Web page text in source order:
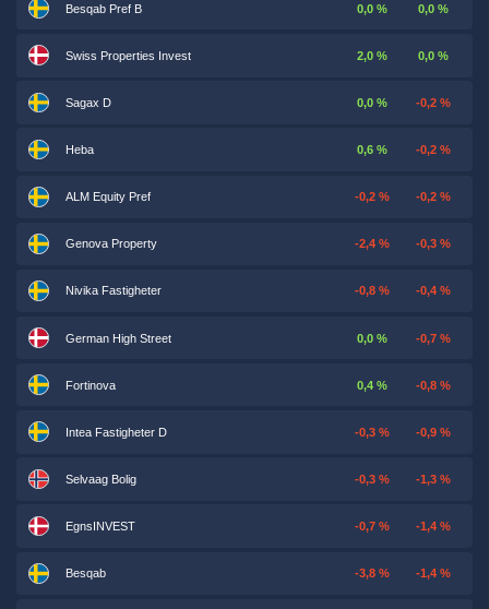
Besqab Pref B 0,0 % 0,0 %
Swiss Properties Invest 2,0 % 0,0 %
Sagax D 0,0 % -0,2 %
Heba 0,6 % -0,2 %
ALM Equity Pref -0,2 % -0,2 %
Genova Property -2,4 % -0,3 %
Nivika Fastigheter -0,8 % -0,4 %
German High Street 0,0 % -0,7 %
Fortinova 0,4 % -0,8 %
Intea Fastigheter D -0,3 % -0,9 %
Selvaag Bolig -0,3 % -1,3 %
EgnsINVEST -0,7 % -1,4 %
Besqab -3,8 % -1,4 %